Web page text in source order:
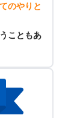
のやりと
こともあ